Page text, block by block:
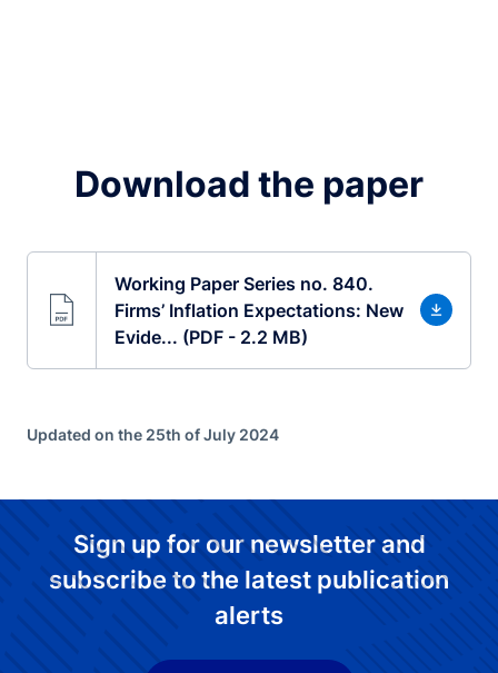
Download the paper
Working Paper Series no. 840.
Firms’ Inflation Expectations: New
Evide... (PDF - 2.2 MB)
Updated on the 25th of July 2024
Sign up for our newsletter and
subscribe to the latest publication
alerts